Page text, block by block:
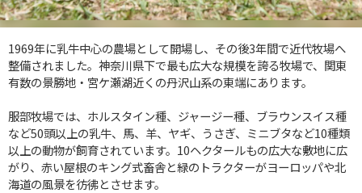
1969年に乳牛中心の農場として開場し、その後3年間で近代牧場へ
整備されました。神奈川県下で最も広大な規模を誇る牧場で、関東
有数の景勝地・宮ケ瀬湖近くの丹沢山系の東端にあります。
服部牧場では、ホルスタイン種、ジャージー種、ブラウンスイス種
など50頭以上の乳牛、馬、羊、ヤギ、うさぎ、ミニブタなど10種類
以上の動物が飼育されています。10ヘクタールもの広大な敷地に広
がり、赤い屋根のキング式畜舎と緑のトラクターがヨーロッパや北
海道の風景を彷彿とさせます。